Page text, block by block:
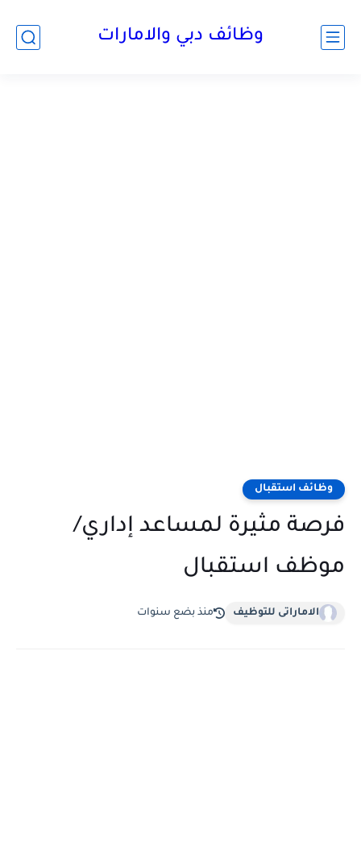
وظائف دبي والامارات
وظائف استقبال
فرصة مثيرة لمساعد إداري/
موظف استقبال
الاماراتى للتوظيف منذ بضع سنوات